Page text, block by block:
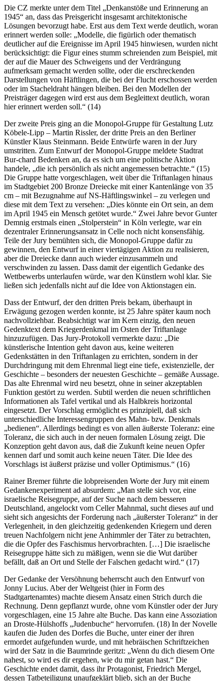
Die CZ merkte unter dem Titel „Denkanstöße und Erinnerung an
1945“ an, dass das Preisgericht insgesamt architektonische
Lösungen bevorzugt habe. Erst aus dem Text werde deutlich, woran
erinnert werden solle: „Modelle, die figürlich oder thematisch
deutlicher auf die Ereignisse im April 1945 hinwiesen, wurden nicht
berücksichtigt: die Figur eines stumm schreienden zum Beispiel, mit
der auf die Mauer des Schweigens und der Verdrängung
aufmerksam gemacht werden sollte, oder die erschreckenden
Darstellungen von Häftlingen, die bei der Flucht erschossen werden
oder im Stacheldraht hängen bleiben. Bei den Modellen der
Preisträger dagegen wird erst aus dem Begleittext deutlich, woran
hier erinnert werden soll.“ (14)
Der zweite Preis ging an die Monopol-Gruppe für Gestaltung Lutz
Köbele-Lipp – Martin Rissler, der dritte Preis an den Berliner
Künstler Klaus Steinmann. Beide Entwürfe waren in der Jury
umstritten. Zum Entwurf der Monopol-Gruppe meldete Stadtrat
Bur-chard Bedenken an, da es sich um eine politische Aktion
handele, „die ich persönlich als nicht angemessen betrachte.“ (15)
Die Gruppe hatte vorgeschlagen, weit über die Triftanlagen hinaus
im Stadtgebiet 200 Bronze Dreiecke mit einer Kantenlänge von 35
cm – mit Bezugnahme auf NS-Häftlingswinkel – zu verlegen und
diese mit dem Text zu versehen: „Dies könnte ein Ort sein, an dem
im April 1945 ein Mensch getötet wurde.“ Zwei Jahre bevor Gunter
Demnig erstmals einen „Stolperstein“ in Köln verlegte, war ein
dezentraler Erinnerungsansatz in Celle noch nicht konsensfähig.
Teile der Jury bemühten sich, die Monopol-Gruppe dafür zu
gewinnen, den Entwurf in einer viertägigen Aktion zu realisieren,
aber die Dreiecke dann auch wieder einzusammeln und
verschwinden zu lassen. Dass damit der eigentlich Gedanke des
Wettbewerbs unterlaufen würde, war den Künstlern wohl klar. Sie
ließen sich jedenfalls nicht auf die Idee von Aktionstagen ein.
Dass der Entwurf, der den dritten Preis bekam, überhaupt in
Erwägung gezogen werden konnte, ist 25 Jahre später kaum noch
nachvollziehbar. Beabsichtigt war im Kern einzig, den neuen
Gedenktext dem Kriegerdenkmal im Osten der Triftanlage
hinzuzufügen. Das Jury-Protokoll vermerkte dazu: „Die
künstlerische Intention geht davon aus, keine weiteren
Gedenkstätten in den Triftanlagen zu errichten, sondern in der
Durchdringung mit dem Ehrenmal liegt eine tiefe, existenzielle, der
Geschichte – besonders der neuesten Geschichte – gemäße Aussage.
Das alte Ehrenmal wird neu besetzt, ohne in seiner akzeptablen
Funktion gestört zu werden. Subtil werden die neuen schriftlichen
Informationen als Tafel vertikal und als Halbkreis horizontal
eingesetzt. Der Vorschlag ermöglicht es prinzipiell, daß sich
unterschiedliche Interessengruppen des Mahn- bzw. Denkmals
„bedienen“. Allerdings bedingt es von allen äußerste Toleranz: eine
Toleranz, die sich auch in der neuen formalen Lösung zeigt. Die
Konzeption geht davon aus, daß die Zukunft keine neuen Opfer
kennen darf und somit auch keine neuen Täter. Die Idee des
Vorschlags ist äußerst präzise und voller Optimismus.“ (16)
Rainer Bremer führte die lobpreisenden Worte der Jury mit einem
Gedankenexperiment ad absurdem: „Man stelle sich vor, eine
israelische Reisegruppe, auf der Suche nach dem besseren
Deutschland, angelockt vom Celler Mahnmal, sucht dieses auf und
sieht sich angesichts der Forderung nach „äußerster Toleranz“ in der
Verlegenheit, in den gleichzeitig gedenkenden Kriegern und deren
treuen Nachfolgern nicht jene Anhimmler der Täter zu betrachten,
die die Opfer des Faschismus hervorbrachten. […] Die israelische
Reisegruppe hätte sich zu mäßigen, wenn sie die Wut darüber
befällt, daß an Ort und Stelle der Falschen gedacht wird.“ (17)
Der Gedanke der Versöhnung beherrscht auch den Entwurf von
Jonny Lucius. Aber der Weltgeist (hier in Form des
Stadtgartenamtes) machte diesem Ansatz einen Strich durch die
Rechnung. Denn gepflanzt wurde, ohne vom Künstler oder der Jury
vorgeschlagen, eine 15 Jahre alte Buche. Das kann eine Assoziation
an Droste-Hülshoffs „Judenbuche“ hervorrufen. (18) In der Novelle
kaufen die Juden des Dorfes die Buche, unter einer der ihren
ermordet aufgefunden wurde, und mit hebräischen Schriftzeichen
wird der Satz in die Baumrinde geritzt: „Wenn du dich diesem Orte
nahest, so wird es dir ergehen, wie du mir getan hast.“ Die
Geschichte endet damit, dass ihr Protagonist, Friedrich Mergel,
dessen Tatbeteiligung unaufgeklärt blieb, sich an der Buche